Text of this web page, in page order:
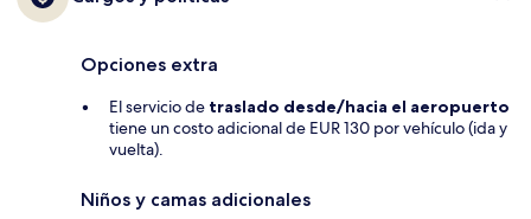
Opciones extra
El servicio de traslado desde/hacia el aeropuerto
tiene un costo adicional de EUR 130 por vehículo (ida y
vuelta).
Niños y camas adicionales